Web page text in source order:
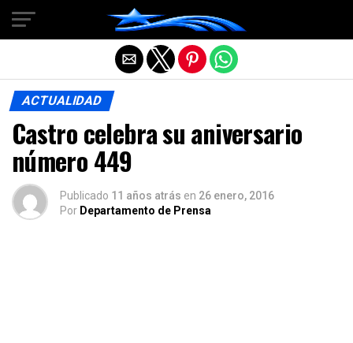
ACTUALIDAD
Castro celebra su aniversario
número 449
Publicado 11 años atrás en 26 enero, 2016
Por Departamento de Prensa
Salir de la versión móvil